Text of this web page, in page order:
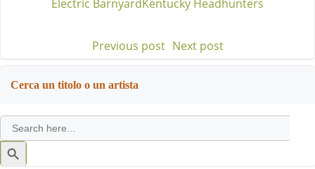
Electric Barnyard Kentucky Headhunters
Post
navigation
Previous post Post
Next post
Cerca un titolo o un artista
Search
for:
Search
Button